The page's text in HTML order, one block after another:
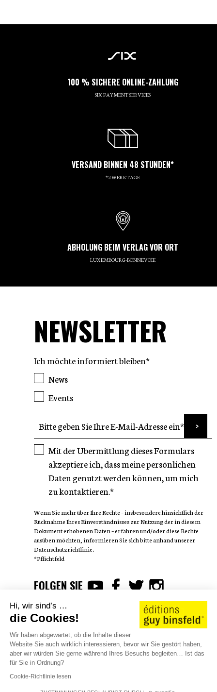
100 % SICHERE ONLINE-ZAHLUNG
SIX PAYMENT SERVICES
VERSAND BINNEN 48 STUNDEN*
*2 WERKTAGE
ABHOLUNG BEIM VERLAG VOR ORT
LUXEMBOURG-BONNEVOIE
NEWSLETTER
Ich möchte informiert bleiben*
News
Events
Mit der Übermittlung dieses Formulars
akzeptiere ich, dass meine persönlichen
Daten genutzt werden können, um mich
zu kontaktieren.*
Wenn Sie mehr über Ihre Rechte – insbesondere hinsichtlich der
Rücknahme Ihres Einverständnisses zur Nutzung der in diesem
Dokument erhobenen Daten – erfahren und/oder diese Rechte
ausüben möchten, informieren Sie sich bitte anhand unserer
Datenschutzrichtlinie.
*Pflichtfeld
FOLGEN SIE
AUTOREN WE LOVE STORIES
KATALOG 25/26
KONTAKT
JOBS SHOP
Hi, wir sind’s …
die Cookies!
Wir haben abgewartet, ob die Inhalte dieser
Website Sie auch wirklich interessieren, bevor wir Sie gestört haben,
aber wir würden Sie gerne während Ihres Besuchs begleiten… Ist das
für Sie in Ordnung?
Cookie-Richtlinie lesen